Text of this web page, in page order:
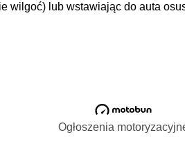
wilgoć) lub wstawiając do auta
Ogłoszenia